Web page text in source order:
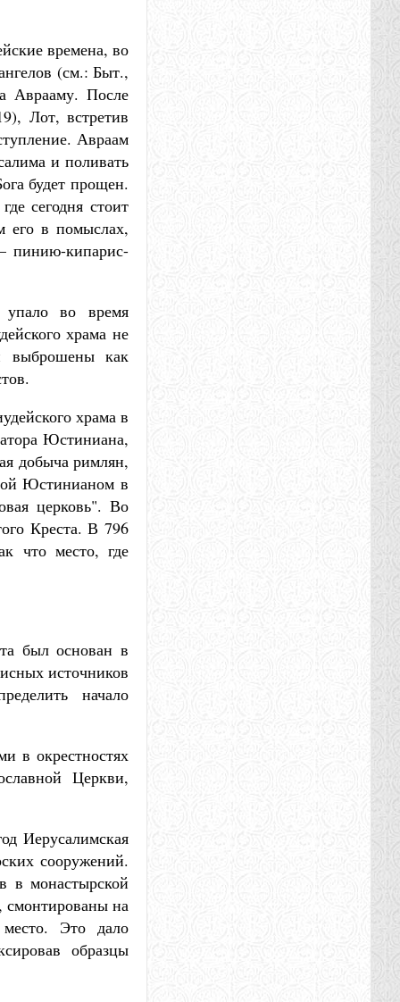
времена, во
(см.: Быт.,
Аврааму. После
Лот, встретив
Авраам
и поливать
будет прощен.
сегодня стоит
его в помыслах,
пинию-кипарис-
упало во время
храма не
выброшены как
храма в
Юстиниана,
добыча римлян,
Юстинианом в
церковь". Во
Креста. В 796
что место, где
был основан в
источников
начало
в окрестностях
Церкви,
Иерусалимская
сооружений.
в монастырской
смонтированы на
Это дало
образцы